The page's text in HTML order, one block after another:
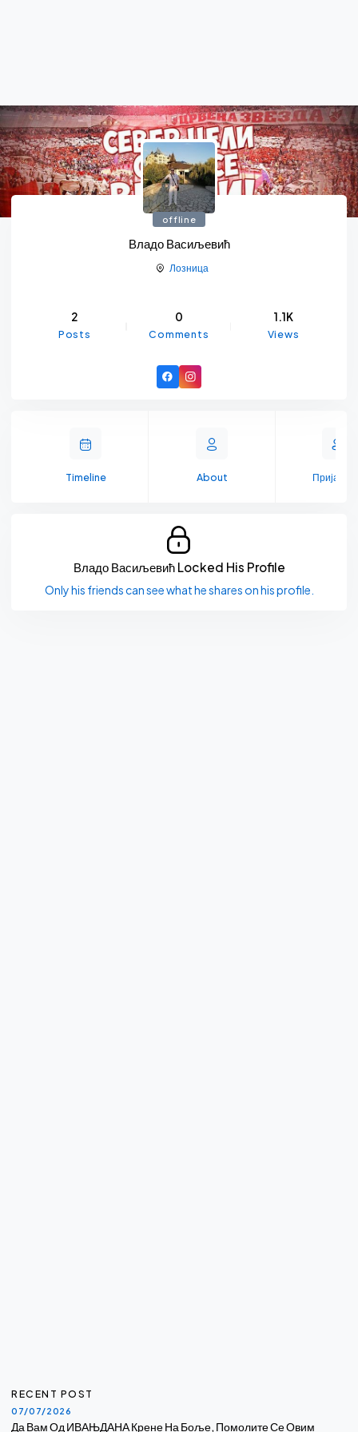
offline
Владо Васиљевић
Лозница
2
Posts
0
Comments
1.1K
Views
Timeline About
Владо Васиљевић Locked His Profile
Only his friends can see what he shares on his profile.
RECENT POST
07/07/2026
Да Вам Од ИВАЊДАНА Крене На Боље, Помолите Се Овим